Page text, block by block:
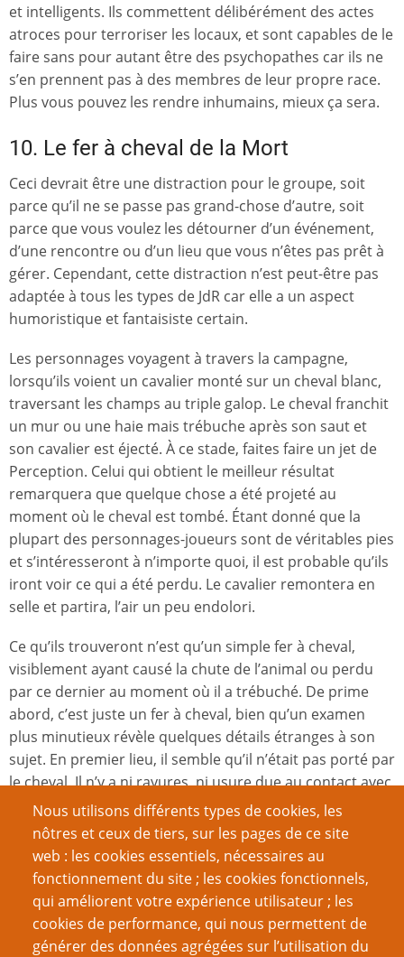
et intelligents. Ils commettent délibérément des actes
atroces pour terroriser les locaux, et sont capables de le
faire sans pour autant être des psychopathes car ils ne
s’en prennent pas à des membres de leur propre race.
Plus vous pouvez les rendre inhumains, mieux ça sera.
10. Le fer à cheval de la Mort
Ceci devrait être une distraction pour le groupe, soit
parce qu’il ne se passe pas grand-chose d’autre, soit
parce que vous voulez les détourner d’un événement,
d’une rencontre ou d’un lieu que vous n’êtes pas prêt à
gérer. Cependant, cette distraction n’est peut-être pas
adaptée à tous les types de JdR car elle a un aspect
humoristique et fantaisiste certain.
Les personnages voyagent à travers la campagne,
lorsqu’ils voient un cavalier monté sur un cheval blanc,
traversant les champs au triple galop. Le cheval franchit
un mur ou une haie mais trébuche après son saut et
son cavalier est éjecté. À ce stade, faites faire un jet de
Perception. Celui qui obtient le meilleur résultat
remarquera que quelque chose a été projeté au
moment où le cheval est tombé. Étant donné que la
plupart des personnages-joueurs sont de véritables pies
et s’intéresseront à n’importe quoi, il est probable qu’ils
iront voir ce qui a été perdu. Le cavalier remontera en
selle et partira, l’air un peu endolori.
Ce qu’ils trouveront n’est qu’un simple fer à cheval,
visiblement ayant causé la chute de l’animal ou perdu
par ce dernier au moment où il a trébuché. De prime
abord, c’est juste un fer à cheval, bien qu’un examen
plus minutieux révèle quelques détails étranges à son
sujet. En premier lieu, il semble qu’il n’était pas porté par
le cheval. Il n’y a ni rayures, ni usure due au contact avec
les pierres des routes et les pavés des rues. Ensuite, le
fer semble bien plus léger qu’un fer à cheval normal.
Mais ça ne s’arrête pas là, bien que ses autres capacités
ne soient découvertes que grâce à des recherches plus
poussées. S’ils essaient d’endommager le fer, ils
découvriront qu’il est apparemment indestructible, au
Nous utilisons différents types de cookies, les
nôtres et ceux de tiers, sur les pages de ce site
web : les cookies essentiels, nécessaires au
fonctionnement du site ; les cookies fonctionnels,
qui améliorent votre expérience utilisateur ; les
cookies de performance, qui nous permettent de
générer des données agrégées sur l’utilisation du